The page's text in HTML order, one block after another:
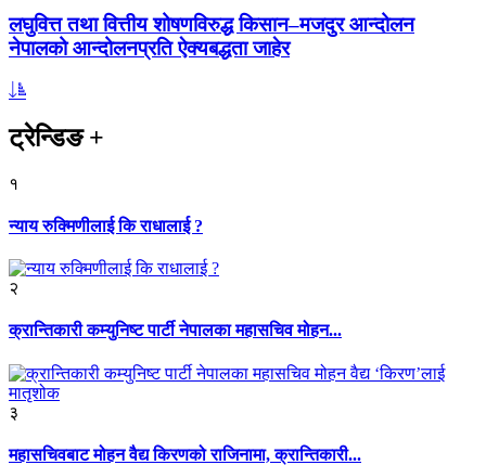
लघुवित्त तथा वित्तीय शोषणविरुद्ध किसान–मजदुर आन्दोलन
नेपालको आन्दोलनप्रति ऐक्यबद्धता जाहेर
ट्रेन्डिङ+
१
न्याय रुक्मिणीलाई कि राधालाई ?
२
क्रान्तिकारी कम्युनिष्ट पार्टी नेपालका महासचिव मोहन...
३
महासचिवबाट मोहन वैद्य किरणको राजिनामा, क्रान्तिकारी...